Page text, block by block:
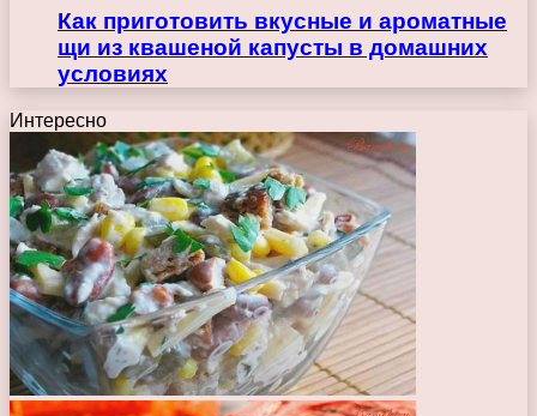
Как приготовить вкусные и ароматные
щи из квашеной капусты в домашних
условиях
Интересно